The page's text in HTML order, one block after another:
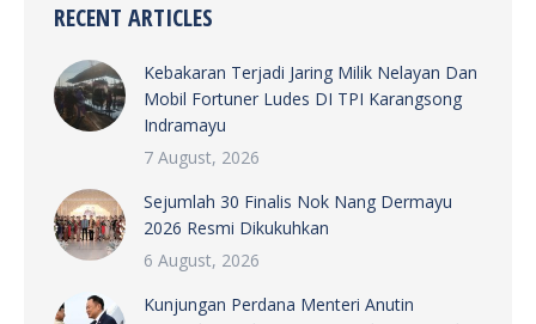
RECENT ARTICLES
Kebakaran Terjadi Jaring Milik Nelayan Dan
Mobil Fortuner Ludes DI TPI Karangsong
Indramayu
7 August, 2026
Sejumlah 30 Finalis Nok Nang Dermayu
2026 Resmi Dikukuhkan
6 August, 2026
Kunjungan Perdana Menteri Anutin